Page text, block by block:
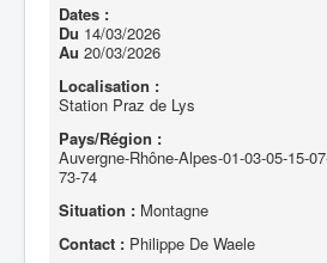
Dates :
Du 14/03/2026
Au 20/03/2026
Localisation :
Station Praz de Lys
Pays/Région :
Auvergne-Rhône-Alpes-01-03-05-15-
73-74
Situation : Montagne
Contact : Philippe De Waele